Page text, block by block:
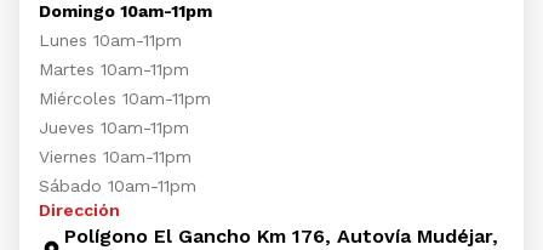
Domingo 10am-11pm
Lunes 10am-11pm
Martes 10am-11pm
Miércoles 10am-11pm
Jueves 10am-11pm
Viernes 10am-11pm
Sábado 10am-11pm
Dirección
Polígono El Gancho Km 176, Autovía Mudéjar,